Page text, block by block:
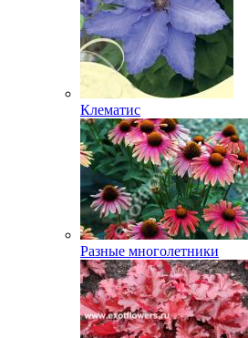
Клематис
Разные многолетники